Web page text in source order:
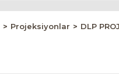
Projeksiyonlar DLP